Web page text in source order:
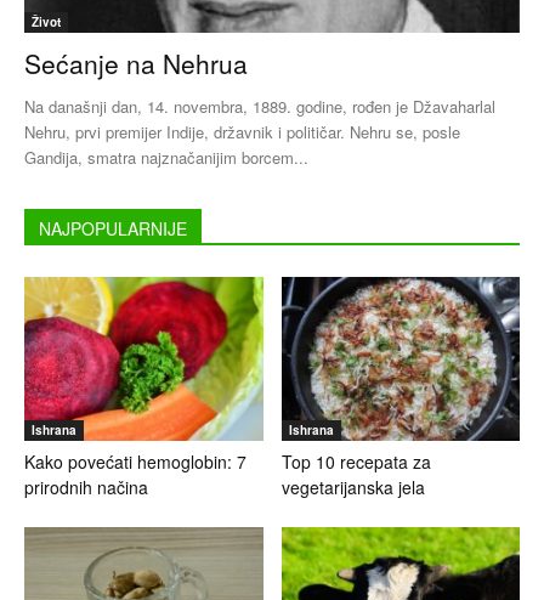
Život
Sećanje na Nehrua
Na današnji dan, 14. novembra, 1889. godine, rođen je Džavaharlal
Nehru, prvi premijer Indije, državnik i političar. Nehru se, posle
Gandija, smatra najznačanijim borcem...
NAJPOPULARNIJE
Ishrana
Kako povećati hemoglobin: 7
prirodnih načina
Ishrana
Top 10 recepata za
vegetarijanska jela